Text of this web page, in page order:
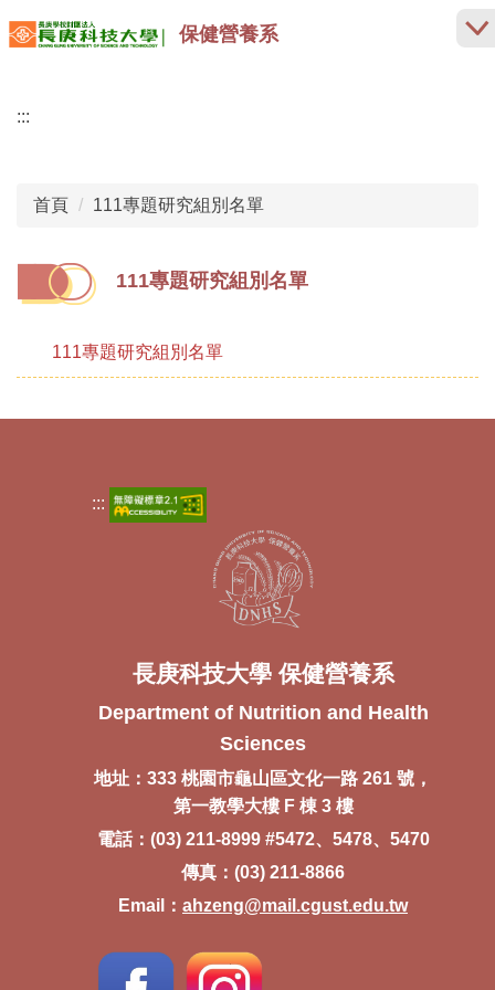
跳
到
內
保健營養系
:::
首頁 111專題研究組別名單
111專題研究組別名單
111專題研究組別名單
:::
長庚科技大學 保健營養系
Department of Nutrition and Health
Sciences
地址：333 桃園市龜山區文化一路 261 號，
第一教學大樓 F 棟 3 樓
電話：(03) 211-8999 #5472、5478、5470
傳真：(03) 211-8866
Email： ahzeng@mail.cgust.edu.tw